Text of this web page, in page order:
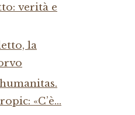
verità e
la
«C’è…